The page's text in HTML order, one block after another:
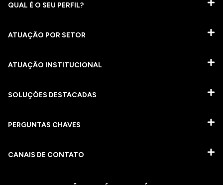
QUAL É O SEU PERFIL?
ATUAÇÃO POR SETOR
ATUAÇÃO INSTITUCIONAL
SOLUÇÕES DESTACADAS
PERGUNTAS CHAVES​
CANAIS DE CONTATO